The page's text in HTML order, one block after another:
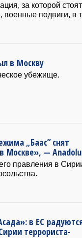
за которой стоят
военные подвиги, в
в Москву
убежище.
„Баас” снят
Москве», — Anadolu
правления в
в ЕС
террориста-